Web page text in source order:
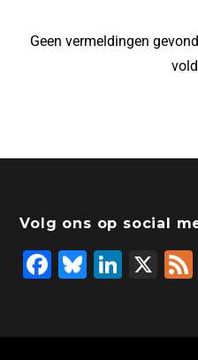
Geen vermeldingen
Volg ons op social
F
Bl
Li
X